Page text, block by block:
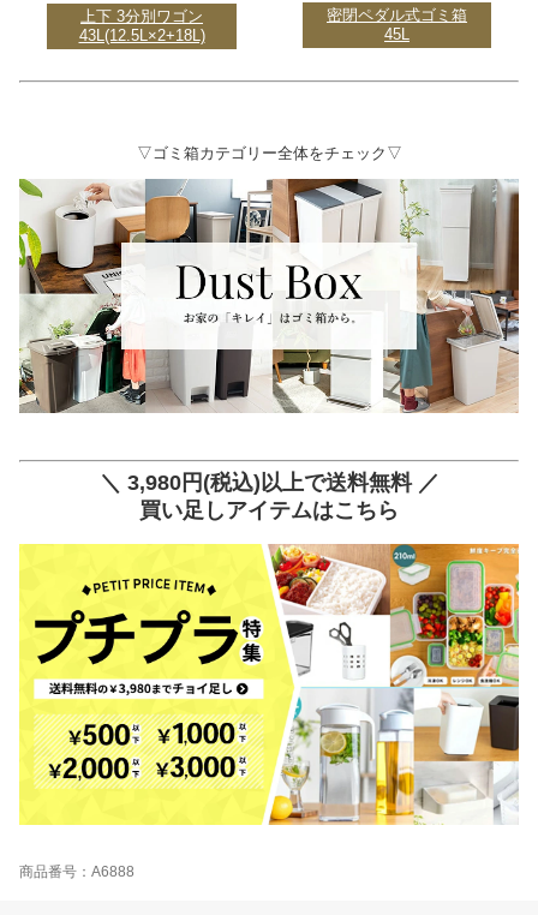
上下 3分別ワゴン
43L(12.5L×2+18L)
密閉ペダル式ゴミ箱
45L
▽ゴミ箱カテゴリー全体をチェック▽
＼ 3,980円(税込)以上で送料無料 ／
買い足しアイテムはこちら
商品番号：A6888